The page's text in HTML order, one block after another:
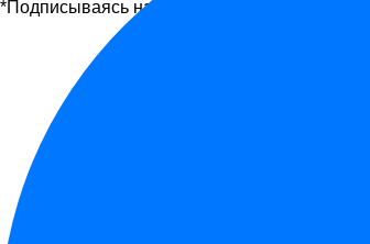
*Подписываясь на рассылку, вы